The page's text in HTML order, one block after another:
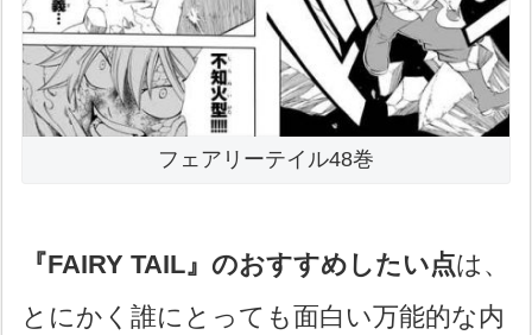
フェアリーテイル48巻
『FAIRY TAIL』のおすすめしたい点は、
とにかく誰にとっても面白い万能的な内